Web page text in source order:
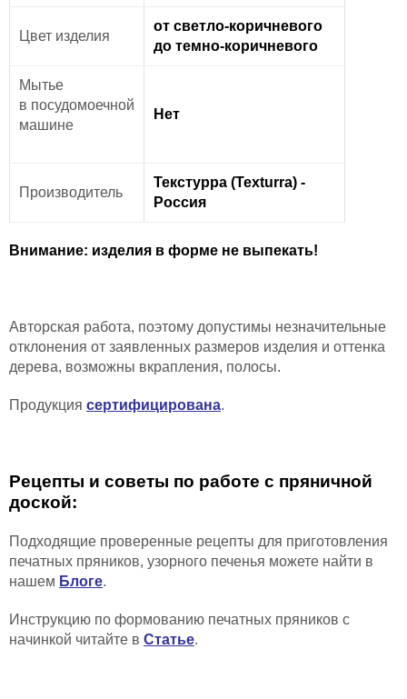
Цвет изделия
от светло-коричневого
до темно-коричневого
Мытье
в посудомоечной
машине
Нет
Производитель
Текстурра (Texturra) -
Россия
Внимание: изделия в форме не выпекать!
Авторская работа, поэтому допустимы незначительные
отклонения от заявленных размеров изделия и оттенка
дерева, возможны вкрапления, полосы.
Продукция сертифицирована.
Рецепты и советы по работе с пряничной
доской:
Подходящие проверенные рецепты для приготовления
печатных пряников, узорного печенья можете найти в
нашем Блоге.
Инструкцию по формованию печатных пряников с
начинкой читайте в Статье.